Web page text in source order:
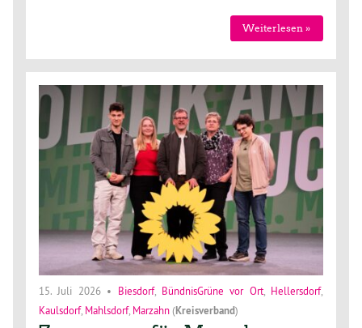
Weiterlesen »
15. Juli 2026• Biesdorf, BündnisGrüne vor Ort, Hellersdorf,
Kaulsdorf, Mahlsdorf, Marzahn (Kreisverband)